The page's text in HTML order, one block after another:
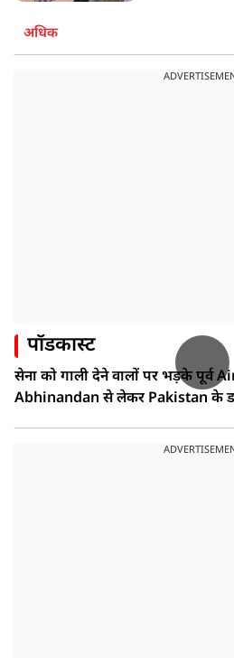
अधिक
पॉडकास्ट
सेना को गाली देने वालों पर भड़के पूर्व
Abhinandan से लेकर Pakistan के